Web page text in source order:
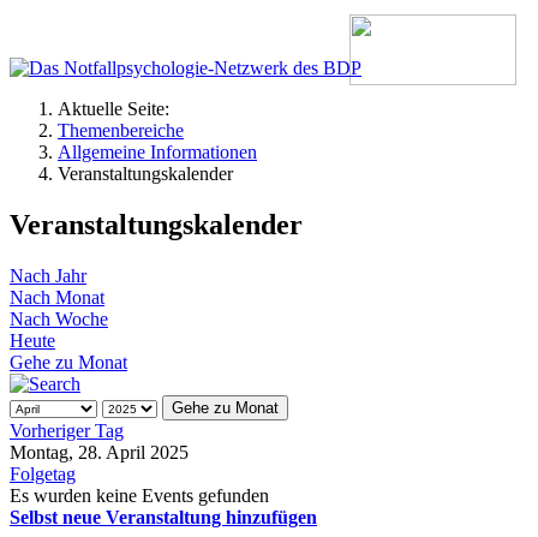
Aktuelle Seite:
Themenbereiche
Allgemeine Informationen
Veranstaltungskalender
Veranstaltungskalender
Nach Jahr
Nach Monat
Nach Woche
Heute
Gehe zu Monat
Gehe zu Monat
Vorheriger Tag
Montag, 28. April 2025
Folgetag
Es wurden keine Events gefunden
Selbst neue Veranstaltung hinzufügen